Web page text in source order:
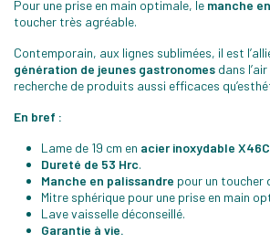
Pour une prise en main optimale, le manche
toucher très agréable.
Contemporain, aux lignes sublimées, il est
génération de jeunes gastronomes dans
recherche de produits aussi efficaces
En bref :
Lame de 19 cm en acier inoxydable
Dureté de 53 Hrc.
Manche en palissandre pour un toucher
Mitre sphérique pour une prise en main
Lave vaisselle déconseillé.
Garantie à vie.